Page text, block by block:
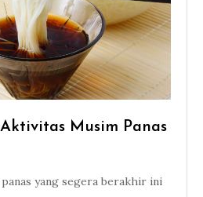
Musim Panas
yang segera berakhir ini